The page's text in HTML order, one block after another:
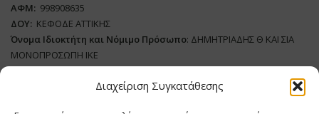
Διαχείριση Συγκατάθεσης
ΑΦΜ: 998908635
ΔΟΥ: ΚΕΦΟΔΕ ΑΤΤΙΚΗΣ
Όνομα Ιδιοκτήτη και Νόμιμο Πρόσωπο: ΔΗΜΗΤΡΙΑΔΗΣ Θ ΚΑΙ ΣΙΑ
ΜΟΝΟΠΡΟΣΩΠΗ ΙΚΕ
Διευθυντής Σύνταξης:ΑΘΑΝΑΣΙΟΣ ΑΝΤΩΝΙΟΥ